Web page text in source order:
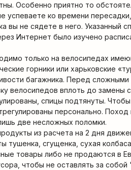
Особенно приятно то
успеваете ко времени
вы не сядете в него. Указанный
Интернет было изучено
только на велосипедах
горники или харьковские
багажника. Перед
велосипедов вплоть до замены
спицы подтянуты.
персонально. Поход
две несложных поломки.
из расчета на 2 дня
сгущенка, сухая
товары либо не продаются в
чтобы не оставлять за собой